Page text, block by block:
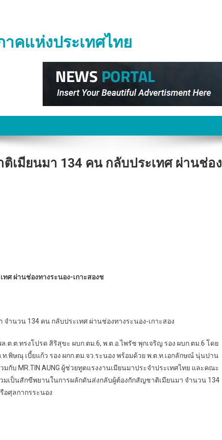
คแห่งประเทศไทย
เมียนมา 134 คน กลับประเทศ ผ่านช่อง
ศ ผ่านช่องทางระนอง-เกาะสองช
ำนวน 134 คน กลับประเทศ ผ่านช่องทางระนอง-เกาะสอง
.ต.ต.ทรงโปรด สิริสุขะ ผบก.ตม.6, พ.ต.อ.ไพรัช พุกเจริญ รอง ผบก.ตม.6 โดย
.พิษณุ เบี้ยแก้ว รอง ผกก.ตม.จว.ระนอง พร้อมด้วย พ.ต.ท.เอกลักษณ์ นุ่นปาน
กับ MR.TIN AUNG ผู้ช่วยทูตแรงงานเมียนมาประจำประเทศไทย และคณะ
มเป็นสักขีพยานในการผลักดันส่งกลับผู้ต้องกักสัญชาติเมียนมา จำนวน 134
อศุลกากรระนอง